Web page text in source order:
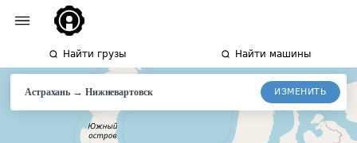
Найти грузы Найти машины
Астрахань → Нижневартовск ИЗМЕНИТЬ